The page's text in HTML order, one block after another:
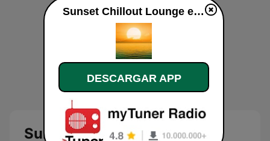
Sunset Chillout Lounge
Sunset Chillout Lounge en vivo
DESCARGAR APP